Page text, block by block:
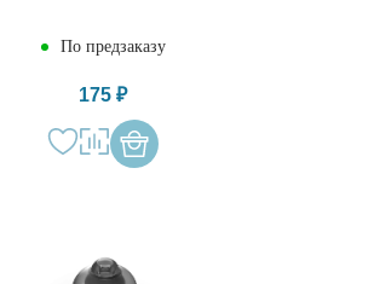
По предзаказу
175 ₽